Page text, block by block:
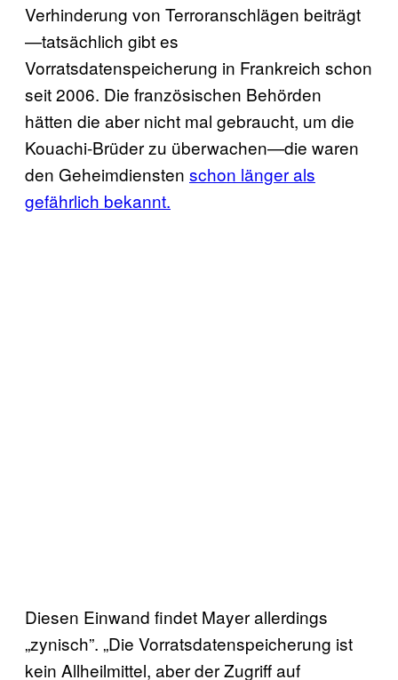
Verhinderung von Terroranschlägen beiträgt
—tatsächlich gibt es
Vorratsdatenspeicherung in Frankreich schon
seit 2006. Die französischen Behörden
hätten die aber nicht mal gebraucht, um die
Kouachi-Brüder zu überwachen—die waren
den Geheimdiensten schon länger als
gefährlich bekannt.
Diesen Einwand findet Mayer allerdings
„zynisch”. „Die Vorratsdatenspeicherung ist
kein Allheilmittel, aber der Zugriff auf